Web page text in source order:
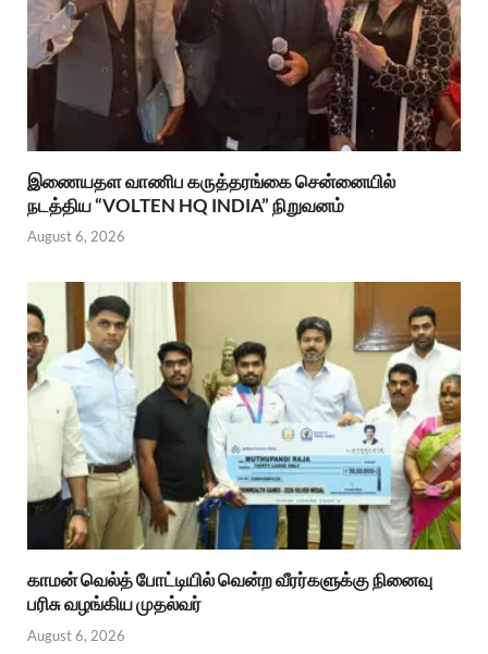
இணையதள வாணிப கருத்தரங்கை சென்னையில்
நடத்திய “VOLTEN HQ INDIA” நிறுவனம்
August 6, 2026
காமன் வெல்த் போட்டியில் வென்ற வீரர்களுக்கு நினைவு
பரிசு வழங்கிய முதல்வர்
August 6, 2026